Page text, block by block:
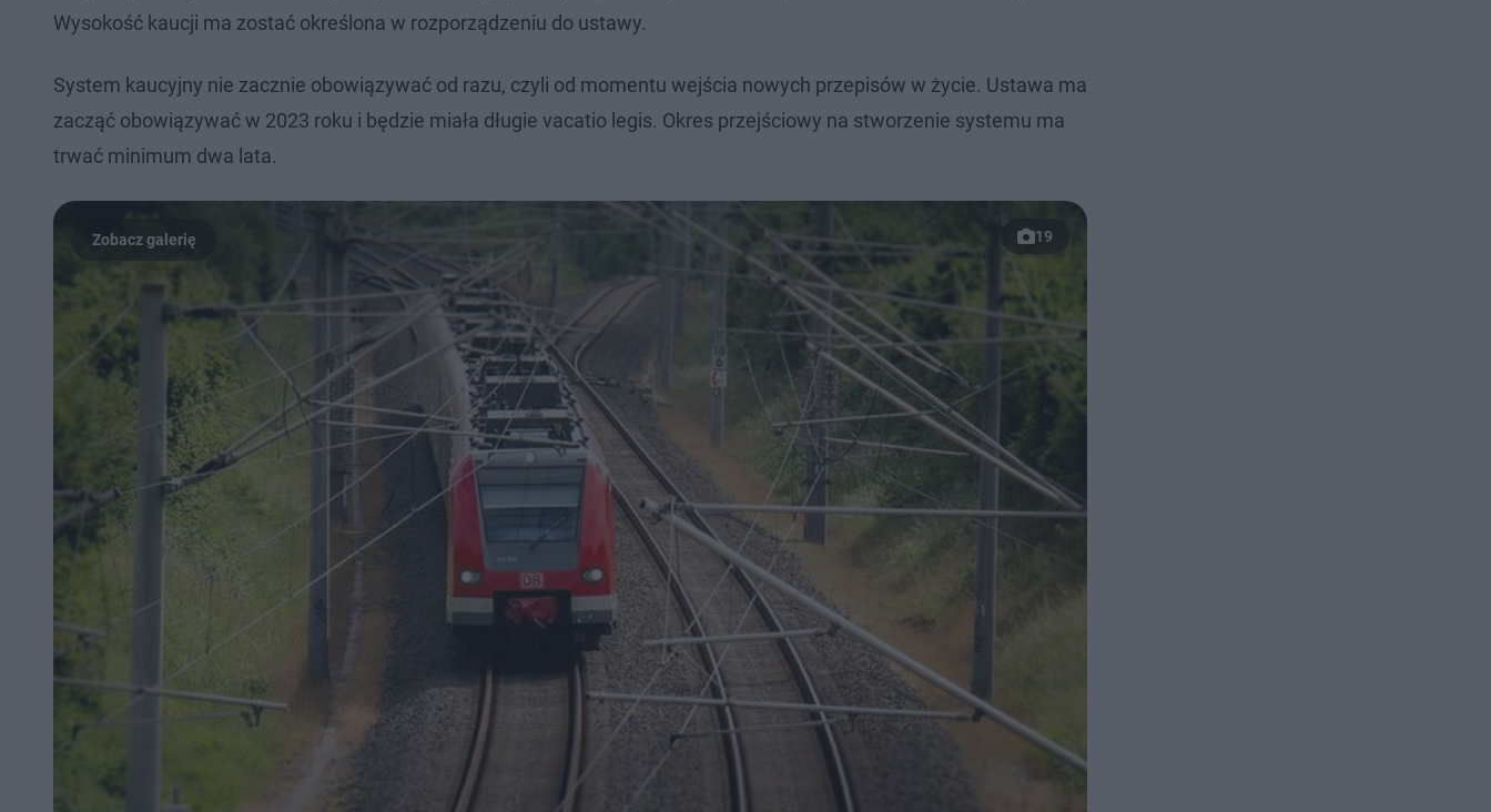
Wysokość kaucji ma zostać określona w rozporządzeniu do ustawy.
System kaucyjny nie zacznie obowiązywać od razu, czyli od momentu wejścia nowych przepisów w życie. Ustawa ma
zacząć obowiązywać w 2023 roku i będzie miała długie vacatio legis. Okres przejściowy na stworzenie systemu ma
trwać minimum dwa lata.
19